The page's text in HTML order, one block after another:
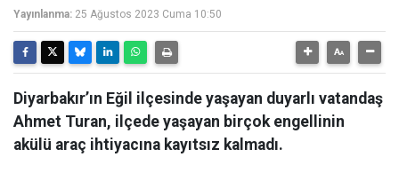
Yayınlanma: 25 Ağustos 2023 Cuma 10:50
Diyarbakır’ın Eğil ilçesinde yaşayan duyarlı vatandaş
Ahmet Turan, ilçede yaşayan birçok engellinin
akülü araç ihtiyacına kayıtsız kalmadı.